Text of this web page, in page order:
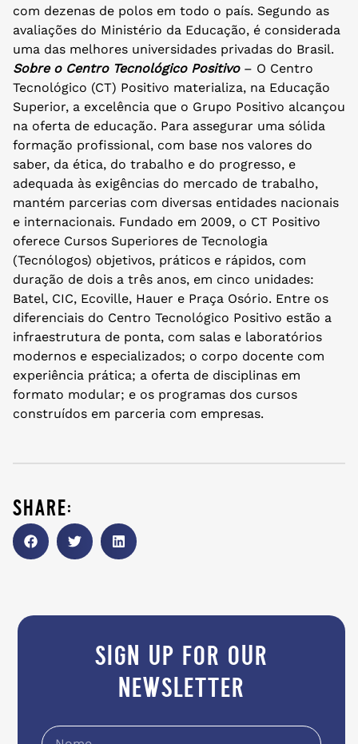
com dezenas de polos em todo o país. Segundo as
avaliações do Ministério da Educação, é considerada
uma das melhores universidades privadas do Brasil.
Sobre o Centro Tecnológico Positivo – O Centro
Tecnológico (CT) Positivo materializa, na Educação
Superior, a excelência que o Grupo Positivo alcançou
na oferta de educação. Para assegurar uma sólida
formação profissional, com base nos valores do
saber, da ética, do trabalho e do progresso, e
adequada às exigências do mercado de trabalho,
mantém parcerias com diversas entidades nacionais
e internacionais. Fundado em 2009, o CT Positivo
oferece Cursos Superiores de Tecnologia
(Tecnólogos) objetivos, práticos e rápidos, com
duração de dois a três anos, em cinco unidades:
Batel, CIC, Ecoville, Hauer e Praça Osório. Entre os
diferenciais do Centro Tecnológico Positivo estão a
infraestrutura de ponta, com salas e laboratórios
modernos e especializados; o corpo docente com
experiência prática; a oferta de disciplinas em
formato modular; e os programas dos cursos
construídos em parceria com empresas.
share:
sign up for our
newsletter